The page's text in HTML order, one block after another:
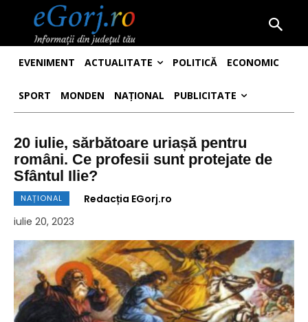
EVENIMENT ACTUALITATE POLITICĂ ECONOMIC
SPORT MONDEN NAȚIONAL PUBLICITATE
20 iulie, sărbătoare uriașă pentru
români. Ce profesii sunt protejate de
Sfântul Ilie?
NAȚIONAL
Redacția EGorj.ro
iulie 20, 2023